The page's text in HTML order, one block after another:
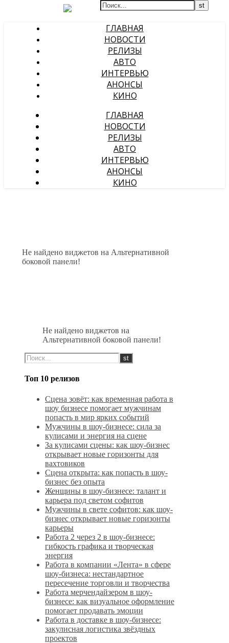
ГЛАВНАЯ
НОВОСТИ
РЕЛИЗЫ
АВТО
ИНТЕРВЬЮ
АНОНСЫ
КИНО
ГЛАВНАЯ
НОВОСТИ
РЕЛИЗЫ
АВТО
ИНТЕРВЬЮ
АНОНСЫ
КИНО
Не найдено виджетов на Альтернативной
боковой панели!
Не найдено виджетов на
Альтернативной боковой панели!
Топ 10 релизов
Сцена зовёт: как временная работа в
шоу бизнесе помогает мужчинам
попасть в мир ярких событий
Мужчины в шоу-бизнесе: сила за
кулисами и энергия на сцене
За кулисами сцены: как шоу-бизнес
открывает новые горизонты для
вахтовиков
Сцена открыта: как попасть в шоу-
бизнес без опыта
Женщины в шоу-бизнесе: талант и
карьера под светом софитов
Мужчины в свете софитов: как шоу-
бизнес открывает новые горизонты
карьеры
Работа 2 через 2 в шоу-бизнесе:
гибкость графика и творческая
энергия
Работа в компании «Лента» в сфере
шоу-бизнеса: нестандартное
пересечение торговли и творчества
Работа мерчендайзером в шоу-
бизнесе: как визуальное оформление
помогает продавать эмоции
Работа в доставке в шоу-бизнесе:
закулисная логистика звёздных
проектов